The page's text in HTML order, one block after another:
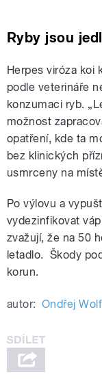
Ryby jsou
Herpes viróza koi
podle veterináře
konzumaci ryb.
možnost
opatření, kde ta
bez klinických
usmrceny na
Po výlovu a
vydezinfikovat
zvažují, že na 50
letadlo. Škody
korun.
autor: Ondřej Wolf